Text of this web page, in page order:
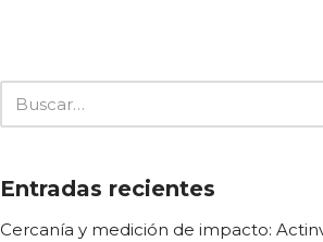
Entradas recientes
Cercanía y medición de impacto: